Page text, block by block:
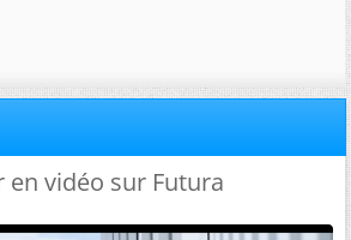
en vidéo sur Futura